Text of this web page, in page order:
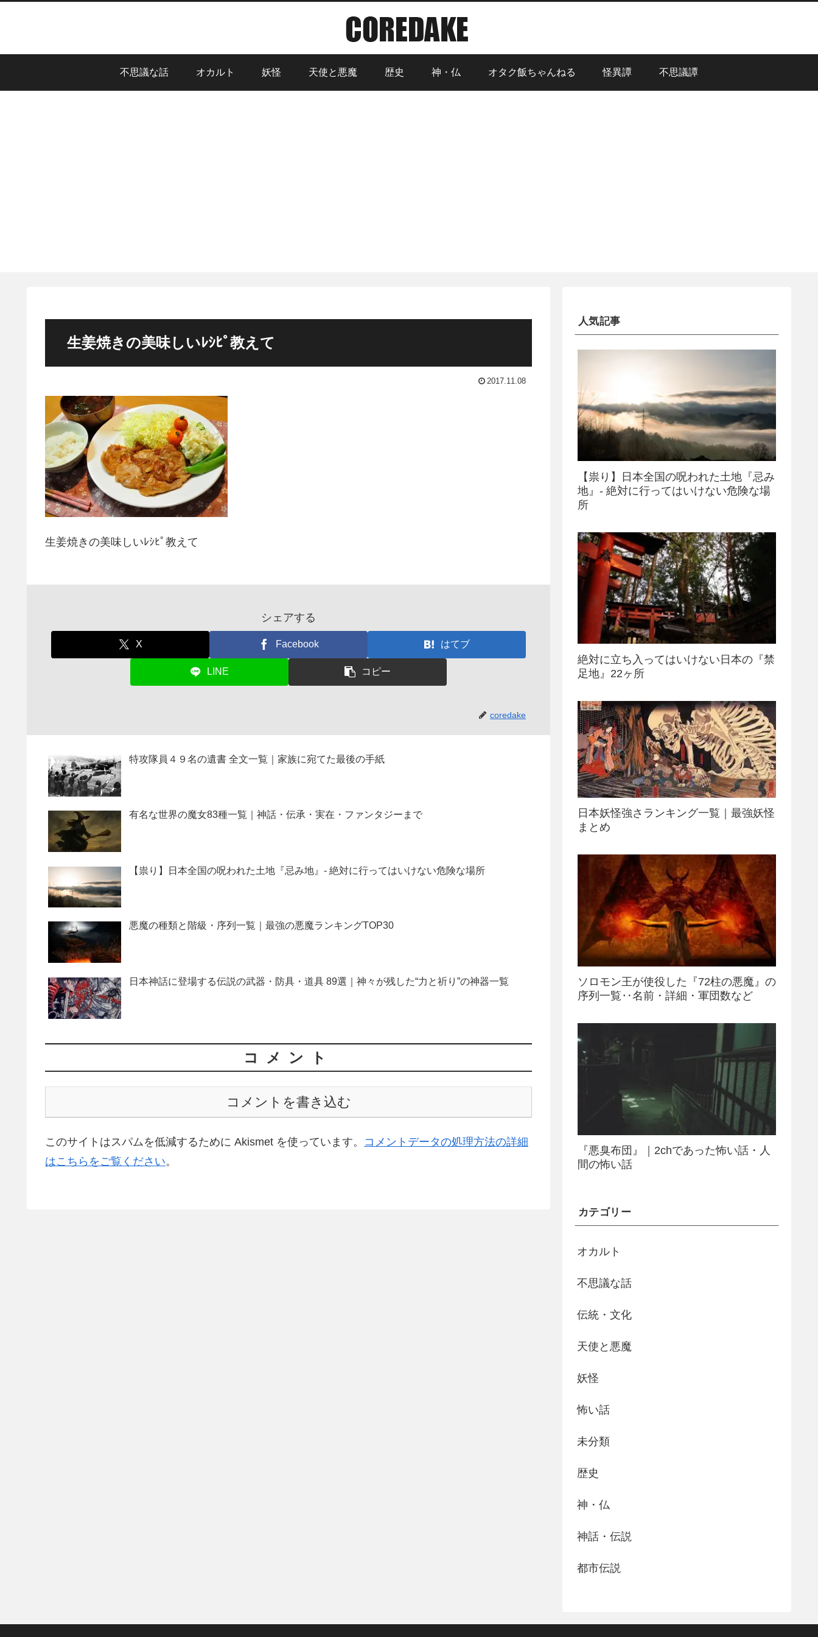
不思議な話 オカルト 妖怪 天使と悪魔 歴史 神・仏 オタク飯ちゃんねる 怪異譚 不思議譚
生姜焼きの美味しいﾚｼﾋﾟ教えて
2017.11.08
生姜焼きの美味しいﾚｼﾋﾟ教えて
シェアする
X Facebook はてブ
LINE コピー
coredake
特攻隊員４９名の遺書 全文一覧｜家族に宛てた最後の手紙
有名な世界の魔女83種一覧｜神話・伝承・実在・ファンタジーまで
【祟り】日本全国の呪われた土地『忌み地』- 絶対に行ってはいけない危険な場所
悪魔の種類と階級・序列一覧｜最強の悪魔ランキングTOP30
日本神話に登場する伝説の武器・防具・道具 89選｜神々が残した“力と祈り”の神器一覧
コメント
コメントを書き込む
このサイトはスパムを低減するために Akismet を使っています。 コメントデータの処理方法の詳細
はこちらをご覧ください。
人気記事
【祟り】日本全国の呪われた土地『忌み
地』- 絶対に行ってはいけない危険な場
所
絶対に立ち入ってはいけない日本の『禁
足地』22ヶ所
日本妖怪強さランキング一覧｜最強妖怪
まとめ
ソロモン王が使役した『72柱の悪魔』の
序列一覧‥名前・詳細・軍団数など
『悪臭布団』｜2chであった怖い話・人
間の怖い話
カテゴリー
オカルト
不思議な話
伝統・文化
天使と悪魔
妖怪
怖い話
未分類
歴史
神・仏
神話・伝説
都市伝説